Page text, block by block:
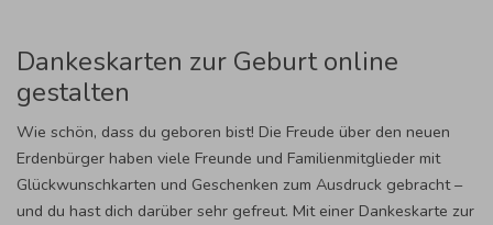
Dankeskarten zur Geburt online
gestalten
Wie schön, dass du geboren bist! Die Freude über den neuen
Erdenbürger haben viele Freunde und Familienmitglieder mit
Glückwunschkarten und Geschenken zum Ausdruck gebracht –
und du hast dich darüber sehr gefreut. Mit einer Dankeskarte zur